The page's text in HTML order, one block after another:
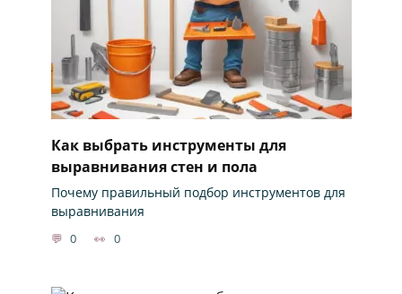
Как выбрать инструменты для
выравнивания стен и пола
Почему правильный подбор инструментов для
выравнивания
0 0